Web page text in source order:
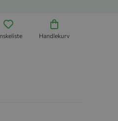
Handlekurv